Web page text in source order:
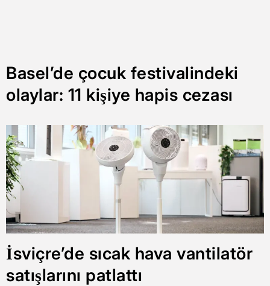
Basel’de çocuk festivalindeki
olaylar: 11 kişiye hapis cezası
İsviçre’de sıcak hava vantilatör
satışlarını patlattı